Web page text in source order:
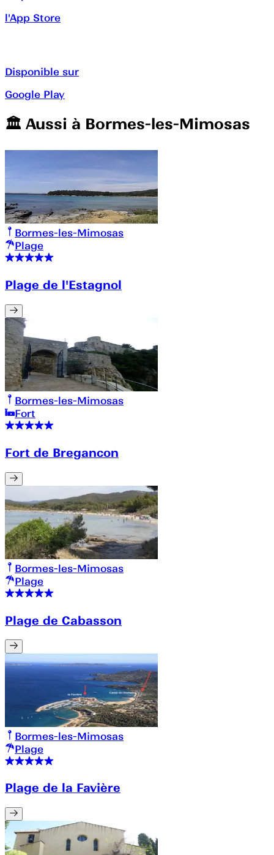
l'App Store
Disponible sur
Google Play
🏛️️ Aussi à Bormes-les-Mimosas
Bormes-les-Mimosas
Plage
Plage de l'Estagnol
Bormes-les-Mimosas
Fort
Fort de Bregancon
Bormes-les-Mimosas
Plage
Plage de Cabasson
Bormes-les-Mimosas
Plage
Plage de la Favière